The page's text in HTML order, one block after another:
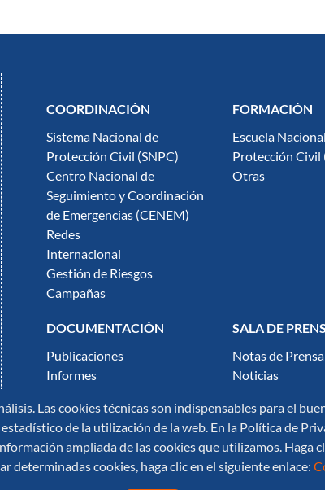
COORDINACIÓN
Sistema Nacional de
Protección Civil (SNPC)
Centro Nacional de
Seguimiento y Coordinación
de Emergencias (CENEM)
Redes
Internacional
Gestión de Riesgos
Campañas
FORMACIÓN
Escuela
Protección Civil
Otras
DOCUMENTACIÓN
Publicaciones
Informes
SALA DE
Notas de Prensa
Noticias
Infografías
Las cookies técnicas son indispensables para el
de la utilización de la web. En la Política de
ampliada de las cookies que utilizamos. Haga
determinadas cookies, haga clic en el siguiente enlace: